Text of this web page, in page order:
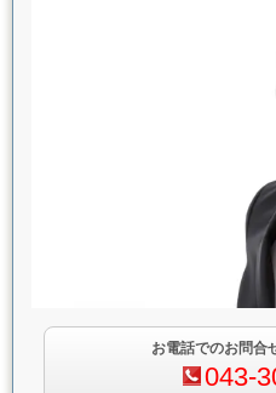
お電話でのお問合
043-